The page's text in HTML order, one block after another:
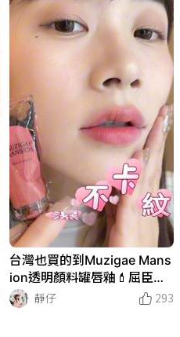
台灣也買的到Muzigae Mans
ion透明顏料罐唇釉💄屈臣氏
限量1+1組合🤩全球最低價🔥
靜仔 293